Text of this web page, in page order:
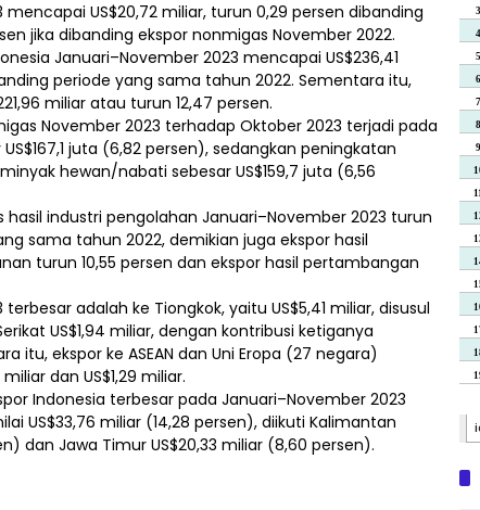
US$20,72 miliar, turun 0,29 persen dibanding
jika dibanding ekspor nonmigas November 2022.
Januari–November 2023 mencapai US$236,41
periode yang sama tahun 2022. Sementara itu,
miliar atau turun 12,47 persen.
November 2023 terhadap Oktober 2023 terjadi pada
juta (6,82 persen), sedangkan peningkatan
hewan/nabati sebesar US$159,7 juta (6,56
industri pengolahan Januari–November 2023 turun
sama tahun 2022, demikian juga ekspor hasil
turun 10,55 persen dan ekspor hasil pertambangan
adalah ke Tiongkok, yaitu US$5,41 miliar, disusul
US$1,94 miliar, dengan kontribusi ketiganya
itu, ekspor ke ASEAN dan Uni Eropa (27 negara)
dan US$1,29 miliar.
Indonesia terbesar pada Januari–November 2023
US$33,76 miliar (14,28 persen), diikuti Kalimantan
dan Jawa Timur US$20,33 miliar (8,60 persen).